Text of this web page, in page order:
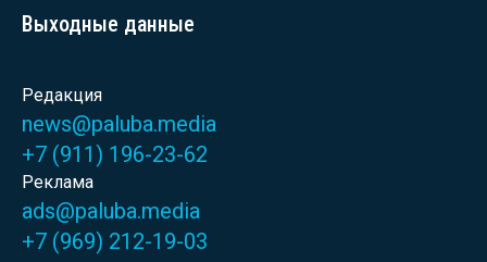
Выходные данные
Редакция
news@paluba.media
+7 (911) 196-23-62
Реклама
ads@paluba.media
+7 (969) 212-19-03